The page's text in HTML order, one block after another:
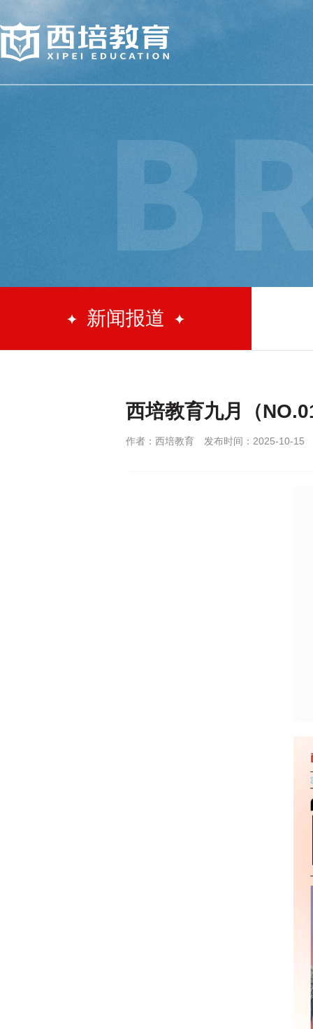
新闻报道
西培教育九月（
作者：西培教育 发布时间：2025-10-15